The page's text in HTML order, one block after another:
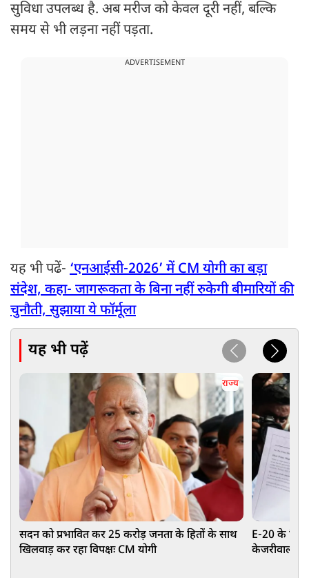
सुविधा उपलब्ध है. अब मरीज को केवल दूरी नहीं, बल्कि
समय से भी लड़ना नहीं पड़ता.
ADVERTISEMENT
यह भी पढें- ‘एनआईसी-2026’ में CM योगी का बड़ा
संदेश, कहा- जागरूकता के बिना नहीं रुकेगी बीमारियों की
चुनौती, सुझाया ये फॉर्मूला
यह भी पढ़ें
राज्य
सदन को प्रभावित कर 25 करोड़ जनता के हितों के साथ
खिलवाड़ कर रहा विपक्षः CM योगी
E-20 के
केजरीवाल,